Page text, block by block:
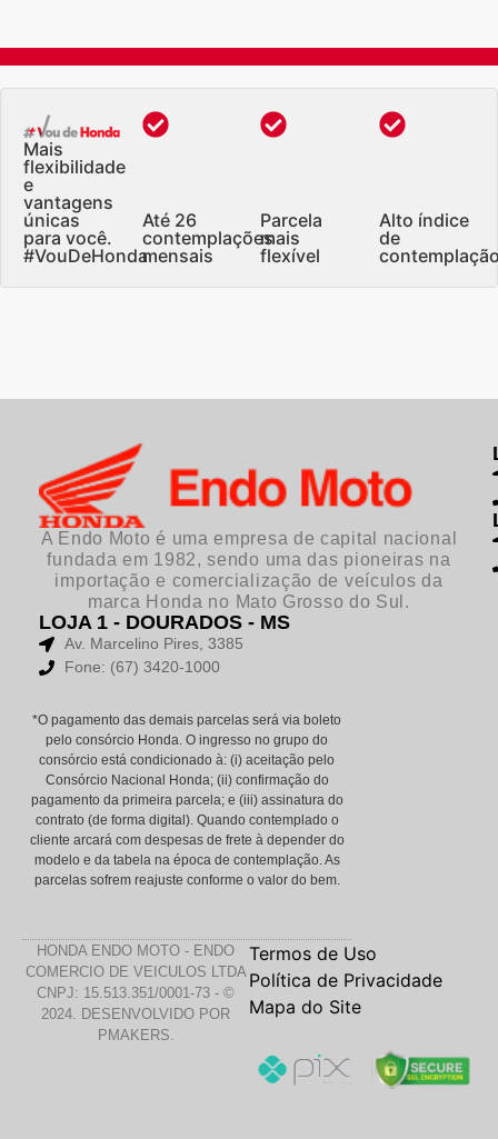
Mais
flexibilidade
e
vantagens
únicas
para você.
#VouDeHonda
Até 26
contemplações
mensais
Parcela
mais
flexível
Alto índice
de
A Endo Moto é uma empresa de capital nacional
fundada em 1982, sendo uma das pioneiras na
importação e comercialização de veículos da
marca Honda no Mato Grosso do Sul.
LOJA 1 - DOURADOS - MS
Av. Marcelino Pires, 3385
Fone: (67) 3420-1000
*O pagamento das demais parcelas será via boleto
pelo consórcio Honda. O ingresso no grupo do
consórcio está condicionado à: (i) aceitação pelo
Consórcio Nacional Honda; (ii) confirmação do
pagamento da primeira parcela; e (iii) assinatura do
contrato (de forma digital). Quando contemplado o
cliente arcará com despesas de frete à depender do
modelo e da tabela na época de contemplação. As
parcelas sofrem reajuste conforme o valor do bem.
HONDA ENDO MOTO - ENDO
COMERCIO DE VEICULOS LTDA
CNPJ: 15.513.351/0001-73 - ©
2024. DESENVOLVIDO POR
PMAKERS.
Termos de Uso
Política de Privacidade
Mapa do Site